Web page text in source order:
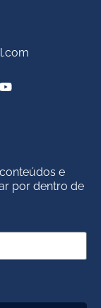
e
por dentro de